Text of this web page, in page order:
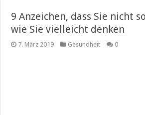
9 Anzeichen, dass Sie nicht
wie Sie vielleicht denken
7. März 2019 Gesundheit 0